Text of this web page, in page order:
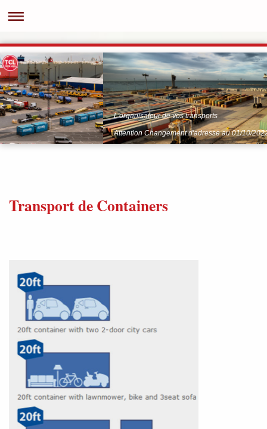
L'organisateur de vos transports
Attention Changement d'adresse au 01/10/
Transport de Containers